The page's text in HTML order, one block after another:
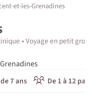
et-les-Grenadines
Voyage en petit
7 ans De 1 à 12